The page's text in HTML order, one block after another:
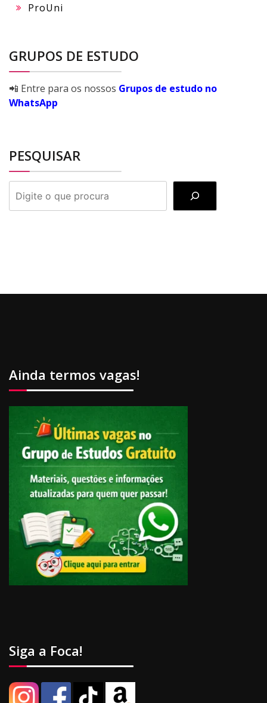
ProUni
GRUPOS DE ESTUDO
📲 Entre para os nossos Grupos de estudo no
WhatsApp
PESQUISAR
PESQUISAR
Ainda termos vagas!
Siga a Foca!